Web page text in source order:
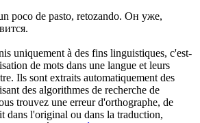
poco de pasto, retozando. Он уже,
.
uniquement à des fins linguistiques, c'est-
de mots dans une langue et leurs
Ils sont extraits automatiquement des
des algorithmes de recherche de
trouvez une erreur d'orthographe, de
dans l'original ou dans la traduction,